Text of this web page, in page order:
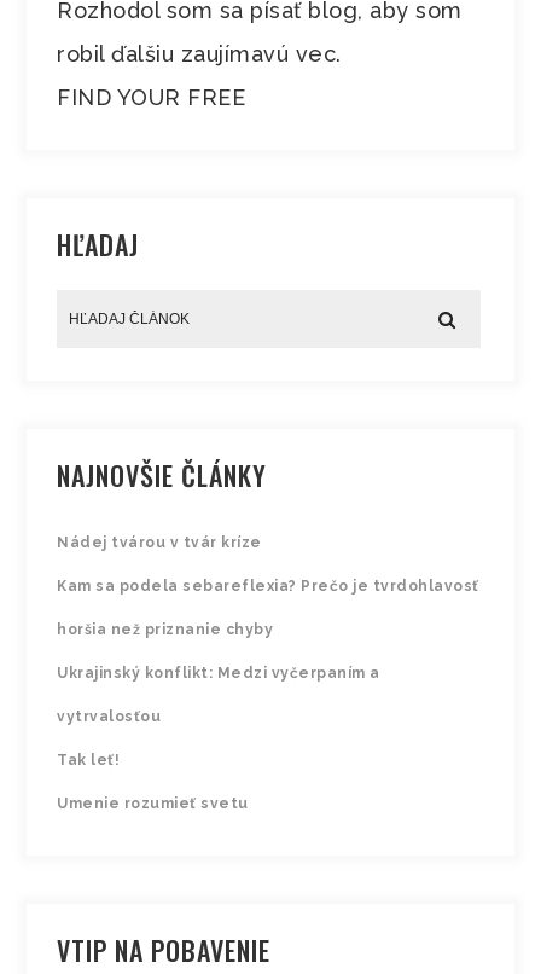
Rozhodol som sa písať blog, aby som
robil ďalšiu zaujímavú vec.
FIND YOUR FREE
HĽADAJ
NAJNOVŠIE ČLÁNKY
Nádej tvárou v tvár kríze
Kam sa podela sebareflexia? Prečo je tvrdohlavosť
horšia než priznanie chyby
Ukrajinský konflikt: Medzi vyčerpaním a
vytrvalosťou
Tak leť!
Umenie rozumieť svetu
VTIP NA POBAVENIE